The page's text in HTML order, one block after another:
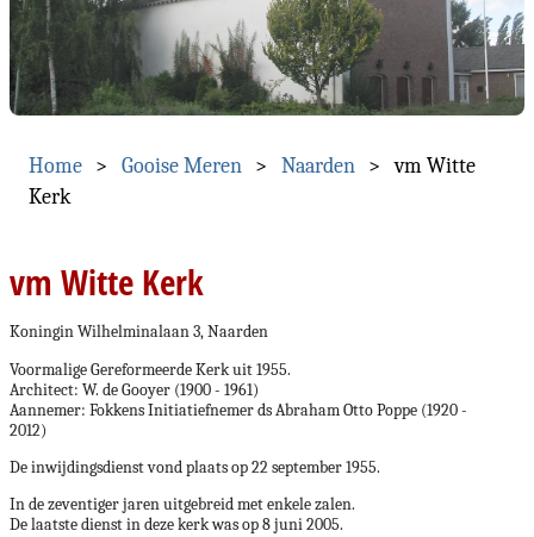
Home Gooise Meren Naarden
vm Witte
Kerk
vm Witte Kerk
Koningin Wilhelminalaan 3, Naarden
Voormalige Gereformeerde Kerk uit 1955.
Architect: W. de Gooyer (1900 - 1961)
Aannemer: Fokkens Initiatiefnemer ds Abraham Otto Poppe (1920 -
2012)
De inwijdingsdienst vond plaats op 22 september 1955.
In de zeventiger jaren uitgebreid met enkele zalen.
De laatste dienst in deze kerk was op 8 juni 2005.